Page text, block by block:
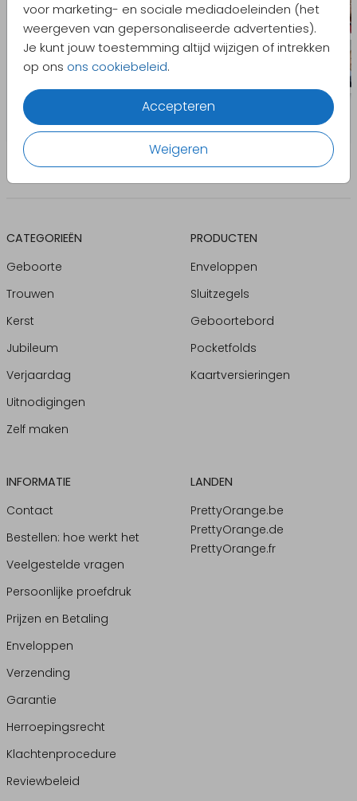
voor marketing- en sociale mediadoeleinden (het
weergeven van gepersonaliseerde advertenties).
Je kunt jouw toestemming altijd wijzigen of intrekken
op ons ons cookiebeleid.
Accepteren
Weigeren
CATEGORIEËN
Geboorte
Trouwen
Kerst
Jubileum
Verjaardag
Uitnodigingen
Zelf maken
PRODUCTEN
Enveloppen
Sluitzegels
Geboortebord
Pocketfolds
Kaartversieringen
INFORMATIE
Contact
Bestellen: hoe werkt het
Veelgestelde vragen
Persoonlijke proefdruk
Prijzen en Betaling
Enveloppen
Verzending
Garantie
Herroepingsrecht
Klachtenprocedure
Reviewbeleid
LANDEN
PrettyOrange.be
PrettyOrange.de
PrettyOrange.fr